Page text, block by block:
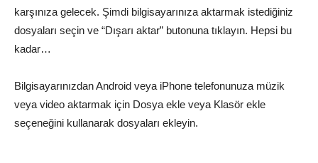
karşınıza gelecek. Şimdi bilgisayarınıza aktarmak istediğiniz
dosyaları seçin ve “Dışarı aktar” butonuna tıklayın. Hepsi bu
kadar…
Bilgisayarınızdan Android veya iPhone telefonunuza müzik
veya video aktarmak için Dosya ekle veya Klasör ekle
seçeneğini kullanarak dosyaları ekleyin.